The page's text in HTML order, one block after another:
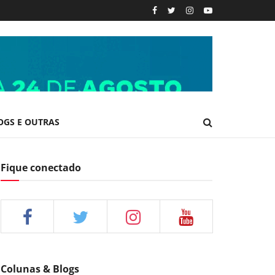
E OUTRAS
Fique conectado
Colunas & Blogs